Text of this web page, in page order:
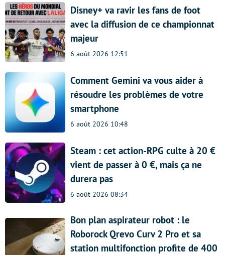
Disney+ va ravir les fans de foot
avec la diffusion de ce championnat
majeur
6 août 2026 12:51
Comment Gemini va vous aider à
résoudre les problèmes de votre
smartphone
6 août 2026 10:48
Steam : cet action-RPG culte à 20 €
vient de passer à 0 €, mais ça ne
durera pas
6 août 2026 08:34
Bon plan aspirateur robot : le
Roborock Qrevo Curv 2 Pro et sa
station multifonction profite de 400